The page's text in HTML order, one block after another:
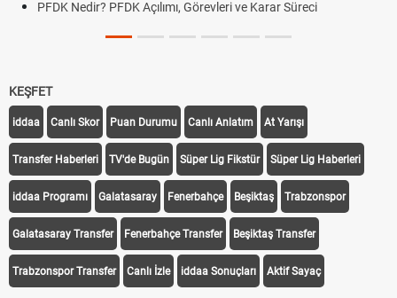
PFDK Nedir? PFDK Açılımı, Görevleri ve Karar Süreci
KEŞFET
iddaa Canlı Skor Puan Durumu Canlı Anlatım At Yarışı
Transfer Haberleri TV'de Bugün Süper Lig Fikstür Süper Lig Haberleri
iddaa Programı Galatasaray Fenerbahçe Beşiktaş Trabzonspor
Galatasaray Transfer Fenerbahçe Transfer Beşiktaş Transfer
Trabzonspor Transfer Canlı İzle iddaa Sonuçları Aktif Sayaç